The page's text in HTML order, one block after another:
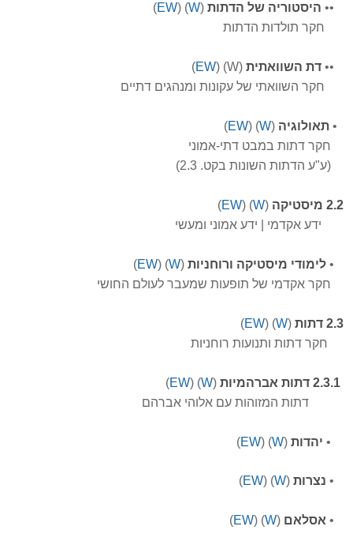
•
• היסטוריה של הדתות (
W
) (
EW
)
חקר תולדות הדתות
•
• דת השוואתית (W) (
EW
)
חקר השוואתי של עקונות ומנהגים דתיים
• תאולוגיה (
W
) (
EW
)
חקר דתות במבט דתי-אמוני
(ע"ע הדתות השונות בקט. 2.3)
2.2 מיסטיקה (
W
)
(
EW
)
ידע אקדמי | ידע אמוני ומעשי
• לימודי מיסטיקה ורוחניות (
W
)
(
EW
)
חקר אקדמי של תופעות שמעבר לעולם החושי
2.3 דתות (
W
) (
EW
)
חקר דתות ותנועות רוחניות
2.3.1 דתות אברהמיות (
W
) (
EW
)
דתות המזוהות עם אלוהי אברהם
• יהדות (
W
) (
EW
)
• נצרות (
W
)
(
EW
)
• אסלאם (
W
)
(
EW
)